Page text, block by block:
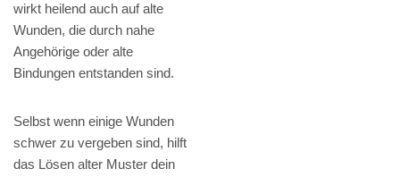
wirkt heilend auch auf alte
Wunden, die durch nahe
Angehörige oder alte
Bindungen entstanden sind.
Selbst wenn einige Wunden
schwer zu vergeben sind, hilft
das Lösen alter Muster dein